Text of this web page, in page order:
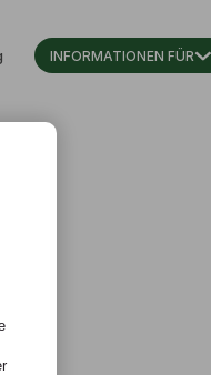
INFORMATIONEN FÜR